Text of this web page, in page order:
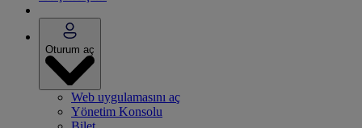
Oturum aç
Web uygulamasını aç
Yönetim Konsolu